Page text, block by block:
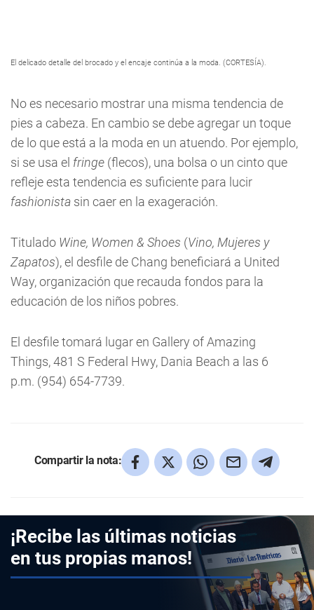
El delicado detalle del brocado y el encaje continúa a la moda. (CORTESÍA).
No es necesario mostrar una misma tendencia de
pies a cabeza. En cambio se debe agregar un toque
de lo que está a la moda en un atuendo. Por ejemplo,
si se usa el fringe (flecos), una bolsa o un cinto que
refleje esta tendencia es suficiente para lucir
fashionista sin caer en la exageración.
Titulado Wine, Women & Shoes (Vino, Mujeres y
Zapatos), el desfile de Chang beneficiará a United
Way, organización que recauda fondos para la
educación de los niños pobres.
El desfile tomará lugar en Gallery of Amazing
Things, 481 S Federal Hwy, Dania Beach a las 6
p.m. (954) 654-7739.
Compartir la nota:
¡Recibe las últimas noticias
en tus propias manos!